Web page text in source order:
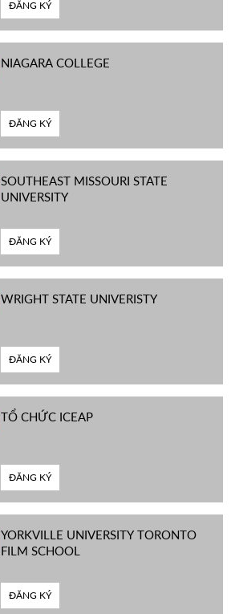
ĐĂNG KÝ
NIAGARA COLLEGE
ĐĂNG KÝ
SOUTHEAST MISSOURI STATE
UNIVERSITY
ĐĂNG KÝ
WRIGHT STATE UNIVERISTY
ĐĂNG KÝ
TỔ CHỨC ICEAP
ĐĂNG KÝ
YORKVILLE UNIVERSITY TORONTO
FILM SCHOOL
ĐĂNG KÝ